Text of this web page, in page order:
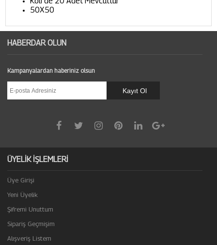
50X50
HABERDAR OLUN
Kampanyalardan haberiniz olsun
ÜYELİK İŞLEMLERİ
Üye Girişi
Yeni Üyelik
Şifremi Unuttum
Sipariş Geçmişim
Alışveriş Listem